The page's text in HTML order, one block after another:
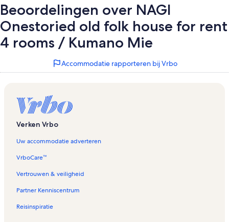
Beoordelingen over NAGI
Onestoried old folk house for rent
4 rooms / Kumano Mie
Accommodatie rapporteren bij Vrbo
Verken Vrbo
Uw accommodatie adverteren
VrboCare™
Vertrouwen & veiligheid
Partner Kenniscentrum
Reisinspiratie